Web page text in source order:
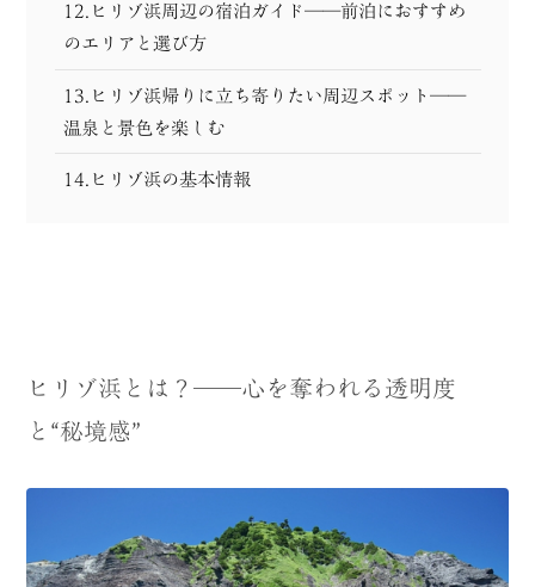
12.ヒリゾ浜周辺の宿泊ガイド──前泊におすすめ
のエリアと選び方
13.ヒリゾ浜帰りに立ち寄りたい周辺スポット──
温泉と景色を楽しむ
14.ヒリゾ浜の基本情報
ヒリゾ浜とは？──心を奪われる透明度
と“秘境感”